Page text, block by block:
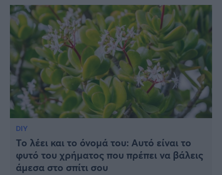
DIY
Το λέει και το όνομά του: Αυτό είναι το
φυτό του χρήματος που πρέπει να βάλεις
άμεσα στο σπίτι σου